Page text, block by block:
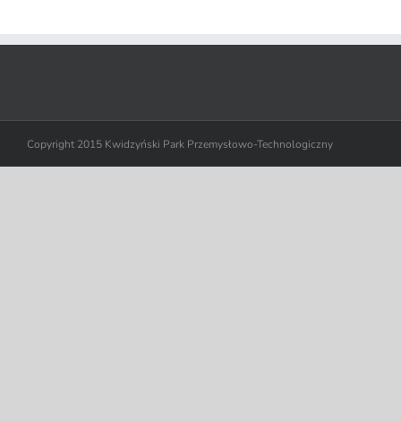
Copyright 2015 Kwidzyński Park Przemysłowo-Technologiczny